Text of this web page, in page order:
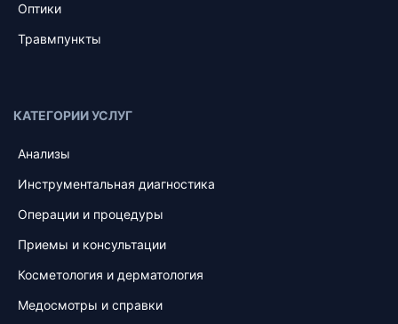
Оптики
Травмпункты
КАТЕГОРИИ УСЛУГ
Анализы
Инструментальная диагностика
Операции и процедуры
Приемы и консультации
Косметология и дерматология
Медосмотры и справки